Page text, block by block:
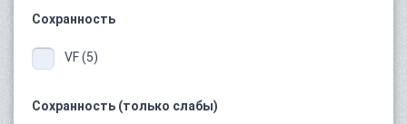
Сохранность
VF (5)
Сохранность (только слабы)